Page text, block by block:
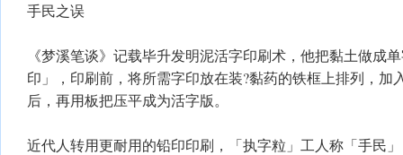
手民之误
《梦溪笔谈》记载毕升发明泥活字印刷术，他把黏土做成
印」，印刷前，将所需字印放在装?黏药的铁框上排列，加
后，再用板把压平成为活字版。
近代人转用更耐用的铅印印刷，「执字粒」工人称「手民